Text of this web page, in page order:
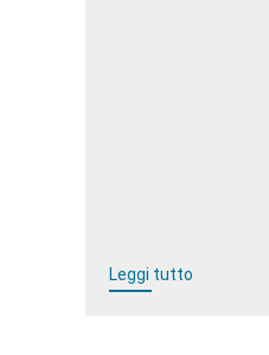
Leggi tutto